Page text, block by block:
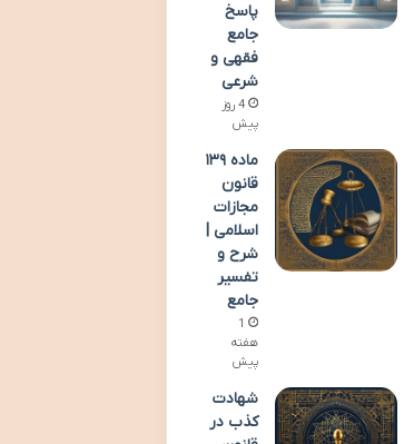
پاسخ
جامع
فقهی و
شرعی
4 روز
پیش
ماده ۱۳۹
قانون
مجازات
اسلامی |
شرح و
تفسیر
جامع
1
هفته
پیش
شهادت
کذب در